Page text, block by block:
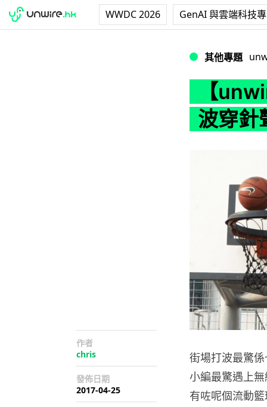
WWDC 2026 GenAI 與雲端科技
其他專題
【
波穿針
作者
chris
發佈日期
2017-04-25
街場打波最驚
小編最驚遇上
有咗呢個流動籃